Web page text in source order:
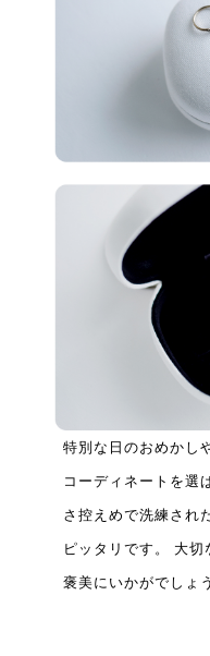
特別な日のおめかし
コーディネートを選
さ控えめで洗練され
ピッタリです。 大
褒美にいかがでしょ